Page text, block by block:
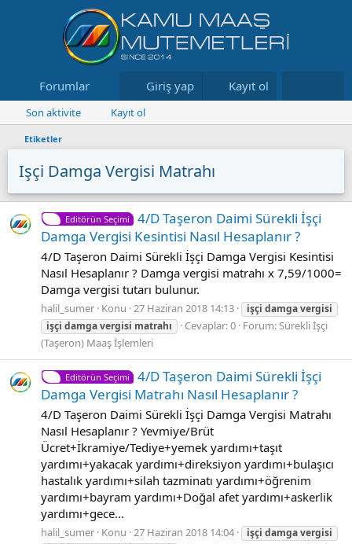
Forumlar Neler yeni Kaynaklar
Giriş yap Kayıt ol
Son aktivite Kayıt ol
Etiketler
Işçi Damga Vergisi Matrahı
Editörün Seçimi
4/D Taşeron Daimi Sürekli İşçi
Damga Vergisi Kesintisi Nasıl Hesaplanır ?
4/D Taşeron Daimi Sürekli İşçi Damga Vergisi Kesintisi
Nasıl Hesaplanır ? Damga vergisi matrahı x 7,59/1000=
Damga vergisi tutarı bulunur.
halil_sumer Konu 27 Haziran 2018 14:13 işçi damgavergisi
işçi damgavergisi matrahı Cevaplar: 0 Forum:Sürekli İşçi
(Taşeron) Maaş İşlemleri
Editörün Seçimi
4/D Taşeron Daimi Sürekli İşçi
Damga Vergisi Matrahı Nasıl Hesaplanır ?
4/D Taşeron Daimi Sürekli İşçi Damga Vergisi Matrahı
Nasıl Hesaplanır ? Yevmiye/Brüt
Ücret+İkramiye/Tediye+yemek yardımı+taşıt
yardımı+yakacak yardımı+direksiyon yardımı+bulaşıcı
hastalık yardımı+silah tazminatı yardımı+öğrenim
yardımı+bayram yardımı+Doğal afet yardımı+askerlik
yardımı+gece...
halil_sumer Konu 27 Haziran 2018 14:04 işçi damgavergisi